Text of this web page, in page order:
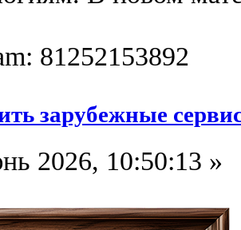
81252153892
зарубежные
2026, 10:50:13 »